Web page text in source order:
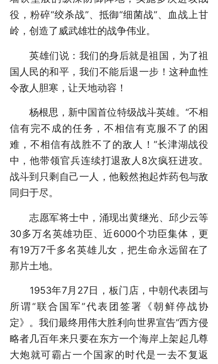
役，粉碎“绞杀战”、抵御“细菌战”、血战上甘
岭，创造了威武雄壮的战争伟业。
英雄们说：我们的身后就是祖国，为了祖
国人民的和平，我们不能后退一步！这种血性
令敌人胆寒，让天地动容！
杨根思，新中国首位特级战斗英雄。“不相
信有完不成的任务，不相信有克服不了的困
难，不相信有战胜不了的敌人！”长津湖战役
中，他带领官兵连续打退敌人8次疯狂进攻。
战斗到只剩自己一人，他毅然抱起炸药包与敌
同归于尽。
志愿军将士中，涌现出黄继光、邱少云等
30多万名英雄功臣、近6000个功臣集体，更
有19万7千多名英雄儿女，把生命永远留在了
那片土地。
1953年7月27日，板门店，中朝代表团与
所谓“联合国军”代表团签署《朝鲜停战协
定》。我们最终用伟大胜利向世界宣告“西方侵
略者几百年来只要在东方一个海岸上架起几尊
大炮就可霸占一个国家的时代是一去不复返